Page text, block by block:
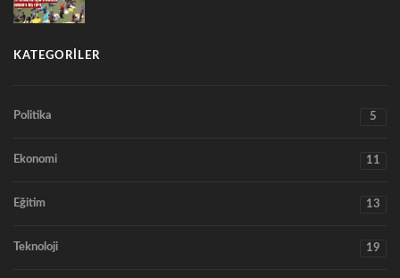
KATEGORILER
Politika 5
Ekonomi 11
Eğitim 13
Teknoloji 19